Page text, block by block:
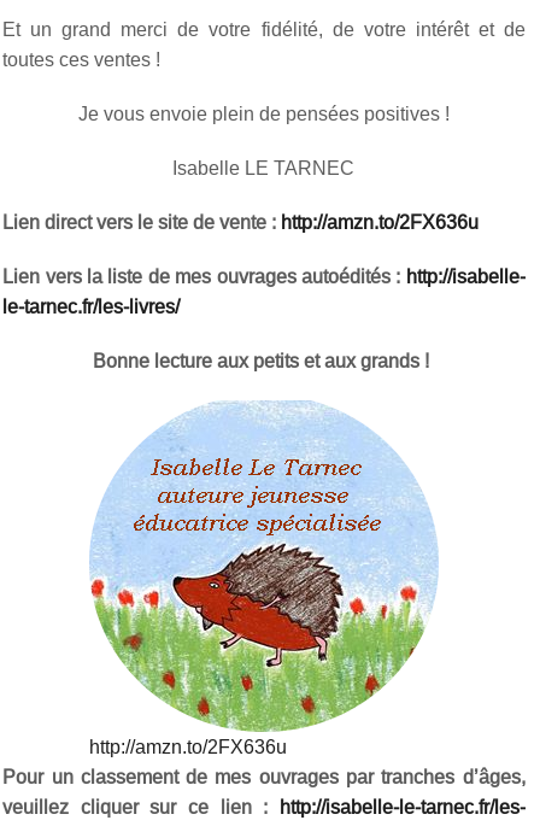
Et un grand merci de votre fidélité, de votre intérêt et de
toutes ces ventes !
Je vous envoie plein de pensées positives !
Isabelle LE TARNEC
Lien direct vers le site de vente : http://amzn.to/2FX636u
Lien vers la liste de mes ouvrages autoédités : http://isabelle-
le-tarnec.fr/les-livres/
Bonne lecture aux petits et aux grands !
http://amzn.to/2FX636u
Pour un classement de mes ouvrages par tranches d’âges,
veuillez cliquer sur ce lien :
http://isabelle-le-tarnec.fr/les-